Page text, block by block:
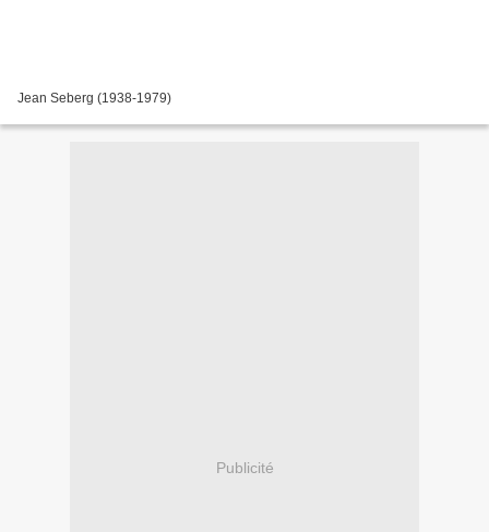
Jean Seberg (1938-1979)
Publicité